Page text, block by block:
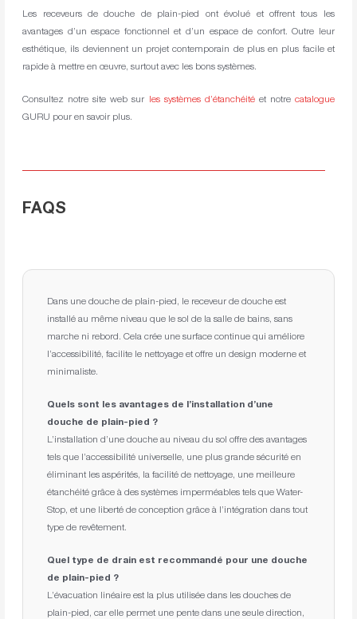
Les receveurs de douche de plain-pied ont évolué et offrent tous les
avantages d’un espace fonctionnel et d’un espace de confort. Outre leur
esthétique, ils deviennent un projet contemporain de plus en plus facile et
rapide à mettre en œuvre, surtout avec les bons systèmes.
Consultez notre site web sur les systèmes d’étanchéitéet notre catalogue
GURU pour en savoir plus.
FAQS
Dans une douche de plain-pied, le receveur de douche est
installé au même niveau que le sol de la salle de bains, sans
marche ni rebord. Cela crée une surface continue qui améliore
l’accessibilité, facilite le nettoyage et offre un design moderne et
minimaliste.
Quels sont les avantages de l’installation d’une
douche de plain-pied ?
L’installation d’une douche au niveau du sol offre des avantages
tels que l’accessibilité universelle, une plus grande sécurité en
éliminant les aspérités, la facilité de nettoyage, une meilleure
étanchéité grâce à des systèmes imperméables tels que Water-
Stop, et une liberté de conception grâce à l’intégration dans tout
type de revêtement.
Quel type de drain est recommandé pour une douche
de plain-pied ?
L’évacuation linéaire est la plus utilisée dans les douches de
plain-pied, car elle permet une pente dans une seule direction,